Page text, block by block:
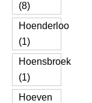
(8)
Hoenderloo
(1)
Hoensbroek
(1)
Hoeven